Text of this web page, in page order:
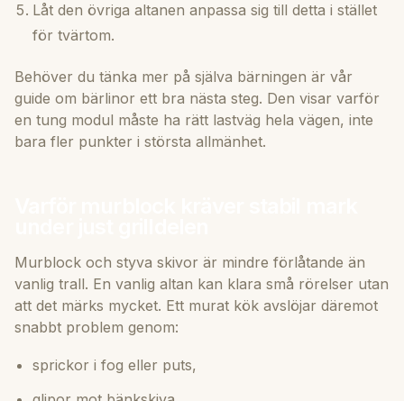
Låt den övriga altanen anpassa sig till detta i stället
för tvärtom.
Behöver du tänka mer på själva bärningen är vår
guide om bärlinor ett bra nästa steg. Den visar varför
en tung modul måste ha rätt lastväg hela vägen, inte
bara fler punkter i största allmänhet.
Murblock och styva skivor är mindre förlåtande än
vanlig trall. En vanlig altan kan klara små rörelser utan
att det märks mycket. Ett murat kök avslöjar däremot
snabbt problem genom:
sprickor i fog eller puts,